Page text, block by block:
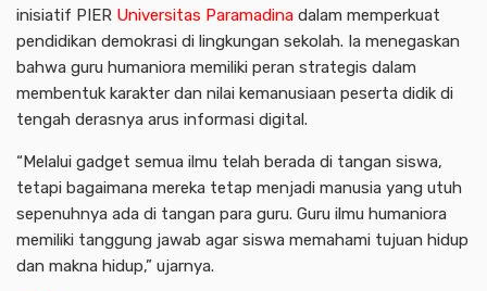
inisiatif PIER Universitas Paramadina dalam memperkuat
pendidikan demokrasi di lingkungan sekolah. Ia menegaskan
bahwa guru humaniora memiliki peran strategis dalam
membentuk karakter dan nilai kemanusiaan peserta didik di
tengah derasnya arus informasi digital.
“Melalui gadget semua ilmu telah berada di tangan siswa,
tetapi bagaimana mereka tetap menjadi manusia yang utuh
sepenuhnya ada di tangan para guru. Guru ilmu humaniora
memiliki tanggung jawab agar siswa memahami tujuan hidup
dan makna hidup,” ujarnya.